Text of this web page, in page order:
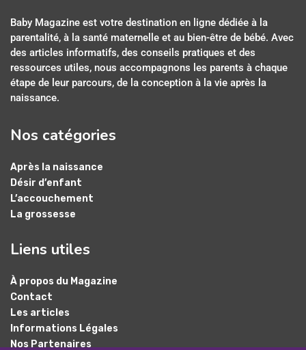
Baby Magazine est votre destination en ligne dédiée à la
parentalité, à la santé maternelle et au bien-être de bébé. Avec
des articles informatifs, des conseils pratiques et des
ressources utiles, nous accompagnons les parents à chaque
étape de leur parcours, de la conception à la vie après la
naissance.
Nos catégories
Après la naissance
Désir d’enfant
L’accouchement
La grossesse
Liens utiles
À propos du Magazine
Contact
Les articles
Informations Légales
Nos Partenaires